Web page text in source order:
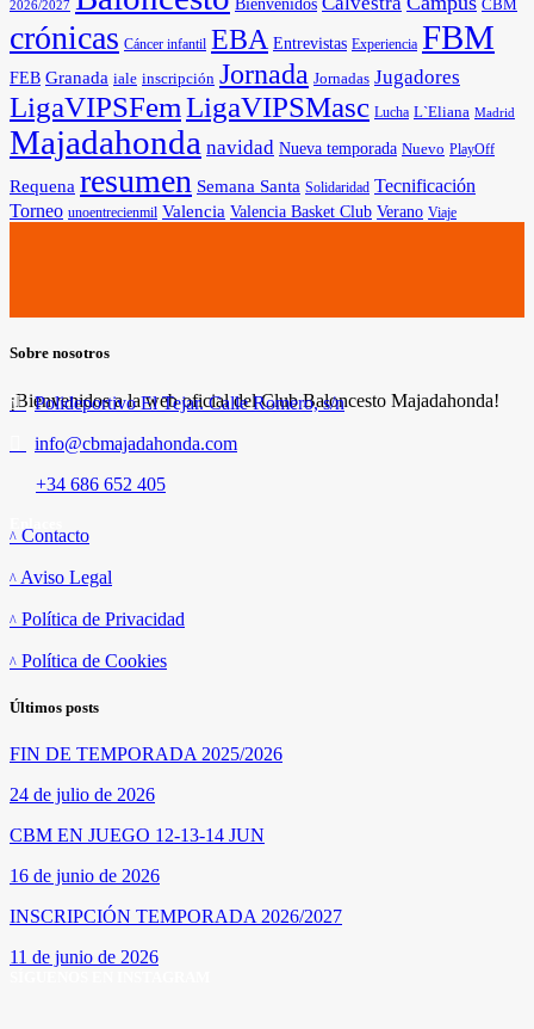
2026/2027 Bienvenidos CBM
crónicas Cáncer infantil EBA Entrevistas Experiencia FBM
FEB Granada iale inscripción Jornada Jornadas Jugadores
LigaVIPSFemLigaVIPSMasc Lucha L`Eliana Madrid
Majadahonda navidad Nueva temporada Nuevo PlayOff
Requena resumen Semana Santa Solidaridad Tecnificación
Torneo unoentrecienmil Valencia Valencia Basket Club Verano Viaje
Sobre nosotros
¡Bienvenidos a la web oficial del Club Baloncesto Majadahonda!
Polideportivo El Tejar. Calle Romero, s/n
info@cbmajadahonda.com
+34 686 652 405
Contacto
Aviso Legal
Política de Privacidad
Política de Cookies
Últimos posts
FIN DE TEMPORADA 2025/2026
24 de julio de 2026
CBM EN JUEGO 12-13-14 JUN
16 de junio de 2026
INSCRIPCIÓN TEMPORADA 2026/2027
11 de junio de 2026